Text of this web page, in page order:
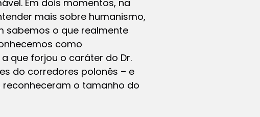
Em dois momentos, na
mais sobre humanismo,
sabemos o que realmente
como
que forjou o caráter do Dr.
do corredores polonês – e
o tamanho do